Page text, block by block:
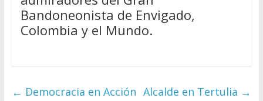
Bandoneonista de Envigado,
Colombia y el Mundo.
← Democracia en Acción Alcalde en Tertulia →